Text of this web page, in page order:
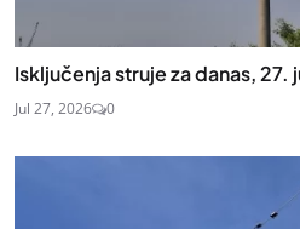
Isključenja struje za danas, 27.
Jul 27, 2026 0